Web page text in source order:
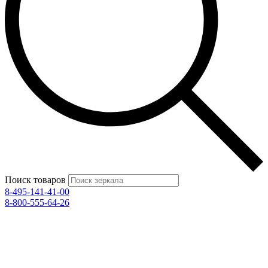
Поиск товаров
8-495-141-41-00
8-800-555-64-26